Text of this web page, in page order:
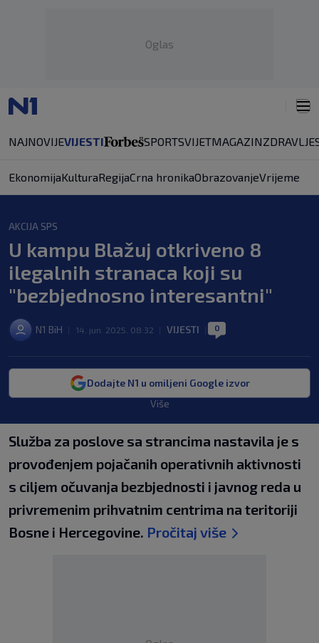
Oglas
NAJNOVIJEVIJESTI SPORTSVIJETMAGAZINZDRAVLJE
EkonomijaKulturaRegijaCrna hronikaObrazovanjeVrijeme
AKCIJA SPS
U kampu Blažuj otkriveno 8
ilegalnih stranaca koji su
"bezbjednosno interesantni"
N1 BiH 14. jun. 2025. 08:32 VIJESTI 0
Dodajte N1 u omiljeni Google izvor
Više
Služba za poslove sa strancima nastavila je s
provođenjem pojačanih operativnih aktivnosti
s ciljem očuvanja bezbjednosti i javnog reda u
privremenim prihvatnim centrima na teritoriji
Bosne i Hercegovine. Pročitaj više